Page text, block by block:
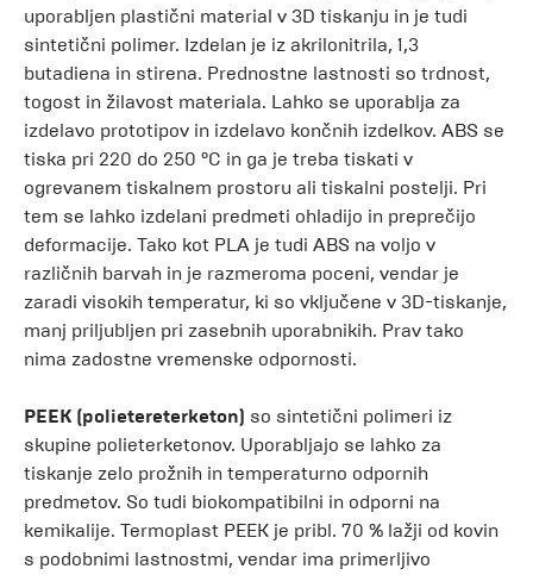
uporabljen plastični material v 3D tiskanju in je tudi
sintetični polimer. Izdelan je iz akrilonitrila, 1,3
butadiena in stirena. Prednostne lastnosti so trdnost,
togost in žilavost materiala. Lahko se uporablja za
izdelavo prototipov in izdelavo končnih izdelkov. ABS se
tiska pri 220 do 250 °C in ga je treba tiskati v
ogrevanem tiskalnem prostoru ali tiskalni postelji. Pri
tem se lahko izdelani predmeti ohladijo in preprečijo
deformacije. Tako kot PLA je tudi ABS na voljo v
različnih barvah in je razmeroma poceni, vendar je
zaradi visokih temperatur, ki so vključene v 3D-tiskanje,
manj priljubljen pri zasebnih uporabnikih. Prav tako
nima zadostne vremenske odpornosti.
PEEK (polietereterketon) so sintetični polimeri iz
skupine polieterketonov. Uporabljajo se lahko za
tiskanje zelo prožnih in temperaturno odpornih
predmetov. So tudi biokompatibilni in odporni na
kemikalije. Termoplast PEEK je pribl. 70 % lažji od kovin
s podobnimi lastnostmi, vendar ima primerljivo